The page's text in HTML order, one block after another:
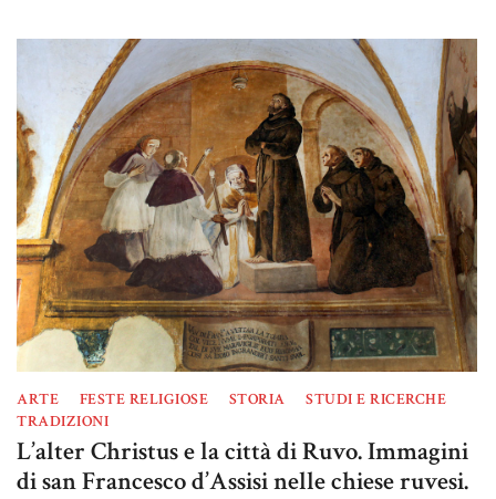
ARTE FESTE RELIGIOSE STORIA
STUDI E RICERCHE
TRADIZIONI
L’alter Christus e la città di Ruvo. Immagini
di san Francesco d’Assisi nelle chiese ruvesi.